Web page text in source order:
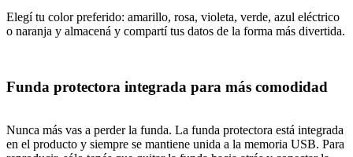
Elegí tu color preferido: amarillo, rosa, violeta, verde, azul eléctrico
o naranja y almacená y compartí tus datos de la forma más divertida.
Funda protectora integrada para más comodidad
Nunca más vas a perder la funda. La funda protectora está integrada
en el producto y siempre se mantiene unida a la memoria USB. Para